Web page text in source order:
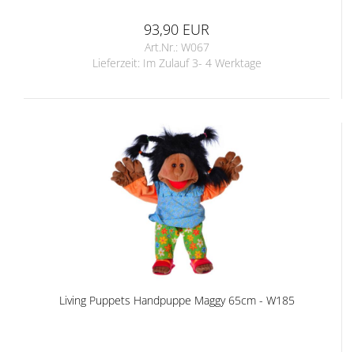
93,90 EUR
Art.Nr.: W067
Lieferzeit: Im Zulauf 3- 4 Werktage
Living Puppets Handpuppe Maggy 65cm - W185